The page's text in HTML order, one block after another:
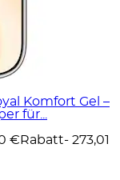
Komfort Gel –
für...
€ Rabatt- 273,01